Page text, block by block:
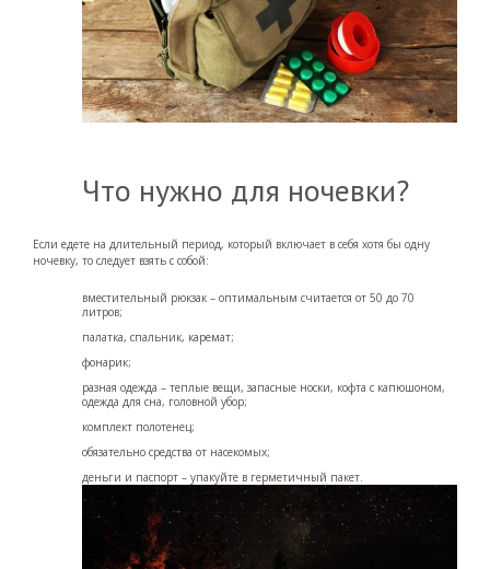
Что нужно для ночевки?
Если едете на длительный период, который включает в себя хотя бы одну
ночевку, то следует взять с собой:
вместительный рюкзак – оптимальным считается от 50 до 70
литров;
палатка, спальник, каремат;
фонарик;
разная одежда – теплые вещи, запасные носки, кофта с капюшоном,
одежда для сна, головной убор;
комплект полотенец;
обязательно средства от насекомых;
деньги и паспорт – упакуйте в герметичный пакет.